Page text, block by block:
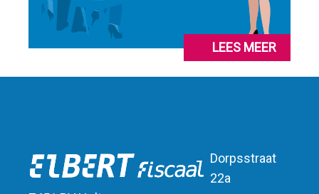
LEES MEER
Dorpsstraat
22a